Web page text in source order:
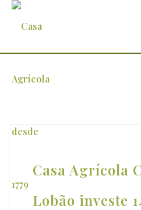
Arquivo
Casa Agrícola
Lobão investe